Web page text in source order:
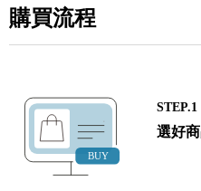
購買流程
STEP.1
選好